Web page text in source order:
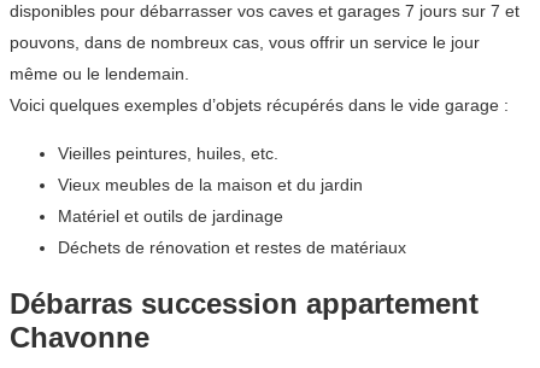
disponibles pour débarrasser vos caves et garages 7 jours sur 7 et
pouvons, dans de nombreux cas, vous offrir un service le jour
même ou le lendemain.
Voici quelques exemples d’objets récupérés dans le vide garage :
Vieilles peintures, huiles, etc.
Vieux meubles de la maison et du jardin
Matériel et outils de jardinage
Déchets de rénovation et restes de matériaux
Débarras succession appartement
Chavonne